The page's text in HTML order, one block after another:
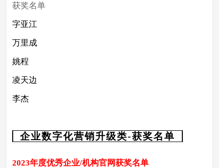
获奖名单
字亚江
万里成
姚程
凌天边
李杰
企业数字化营销升级类-获奖名单
2023年度优秀企业/机构官网获奖名单